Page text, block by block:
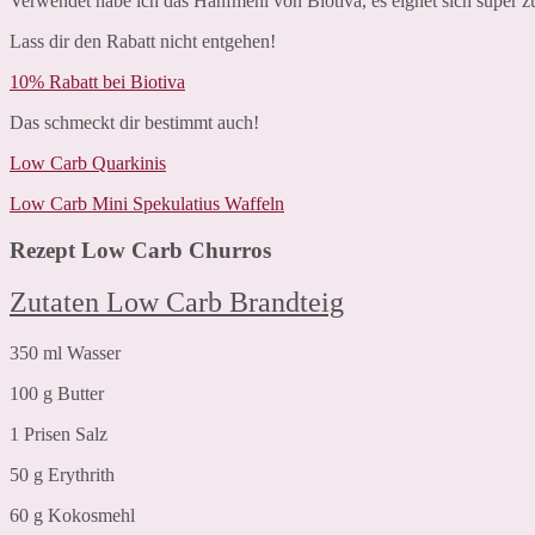
Lass dir den Rabatt nicht entgehen!
10% Rabatt bei Biotiva
Das schmeckt dir bestimmt auch!
Low Carb Quarkinis
Low Carb Mini Spekulatius Waffeln
Rezept Low Carb Churros
Zutaten Low Carb Brandteig
350 ml Wasser
100 g Butter
1 Prisen Salz
50 g Erythrith
60 g Kokosmehl